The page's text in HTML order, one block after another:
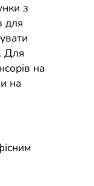
з
для
Для
на
на